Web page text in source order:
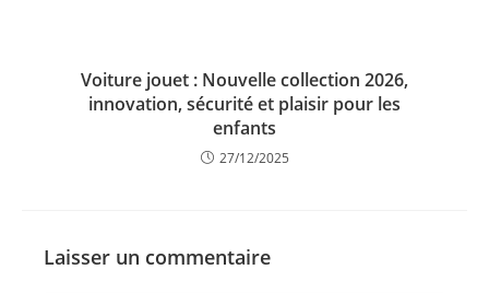
Voiture jouet : Nouvelle collection 2026,
innovation, sécurité et plaisir pour les
enfants
27/12/2025
Laisser un commentaire